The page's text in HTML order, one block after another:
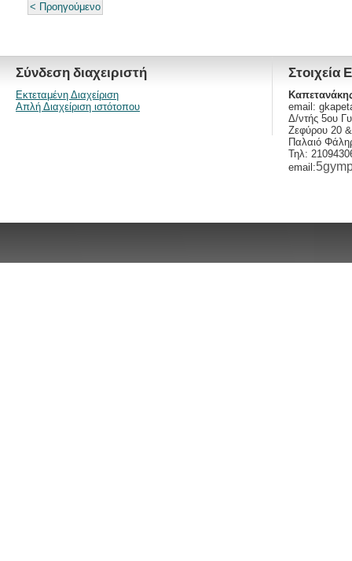
< Προηγούμενο
Σύνδεση διαχειριστή
Εκτεταμένη Διαχείριση
Απλή Διαχείριση ιστότοπου
Στοιχεία
email:
Δ/ντής 5ου
Ζεφύρου 20
Παλαιό
Τηλ:
email: